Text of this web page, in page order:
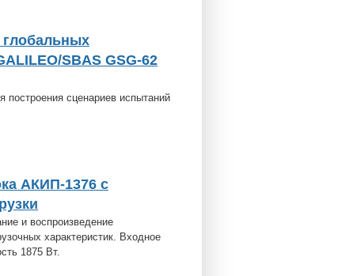
глобальных
SBAS GSG-62
сценариев испытаний
АКИП-1376 с
и воспроизведение
характеристик. Входное
1875 Вт.